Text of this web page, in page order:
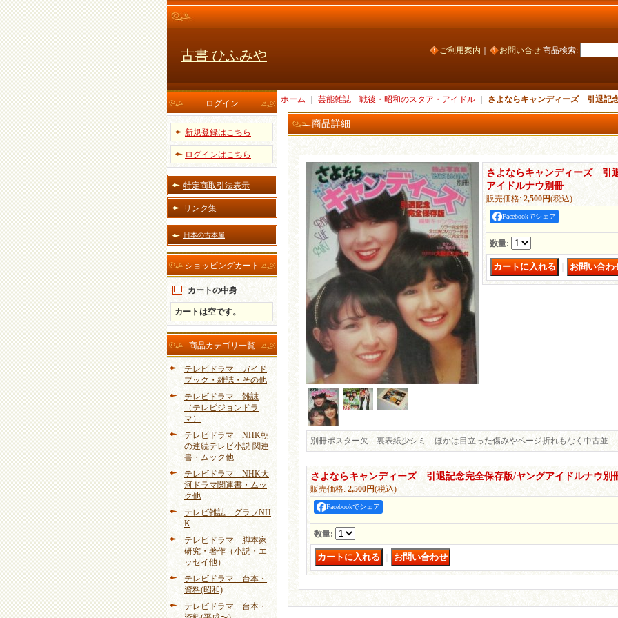
古書 ひふみや ご利用案内 お問い合せ 商品検索:
ログイン
新規登録はこちら
ログインはこちら
特定商取引法表示
リンク集
日本の古本屋
ショッピングカート
カートの中身
カートは空です。
商品カテゴリ一覧
テレビドラマ ガイド
ブック・雑誌・その他
テレビドラマ 雑誌
（テレビジョンドラ
マ）
テレビドラマ NHK朝
の連続テレビ小説 関連
書・ムック他
テレビドラマ NHK大
河ドラマ関連書・ムッ
ク他
テレビ雑誌 グラフNH
K
テレビドラマ 脚本家
研究・著作（小説・エ
ッセイ他）
テレビドラマ 台本・
資料(昭和)
テレビドラマ 台本・
ホーム 芸能雑誌 戦後・昭和のスタア・アイドル さよならキャンディーズ 引退記
商品詳細
さよならキャンディーズ 引
アイドルナウ別冊
販売価格: 2,500円(税込)
Facebookでシェア
数量:
別冊ポスター欠 裏表紙少シミ ほかは目立った傷みやページ折れもなく中古並
さよならキャンディーズ 引退記念完全保存版/ヤングアイドルナウ別
販売価格: 2,500円(税込)
Facebookでシェア
数量: